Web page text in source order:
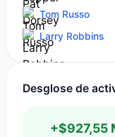
Tom Russo
Larry Robbins
Desglose de
+$927,55